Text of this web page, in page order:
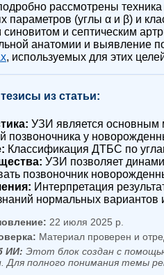
рассмотрены
параметров (углы α и β) и
синовитом и септическим
анатомии и выявление
, используемых для этих
из статьи:
УЗИ является основным
позвоночника у
Классификация ДТБС по
УЗИ позволяет
позвоночник
Интерпретация
нормальных
22 июля 2025 р.
Материал проверен и
ИИ: Этот блок создан с
Для полного понимания темы